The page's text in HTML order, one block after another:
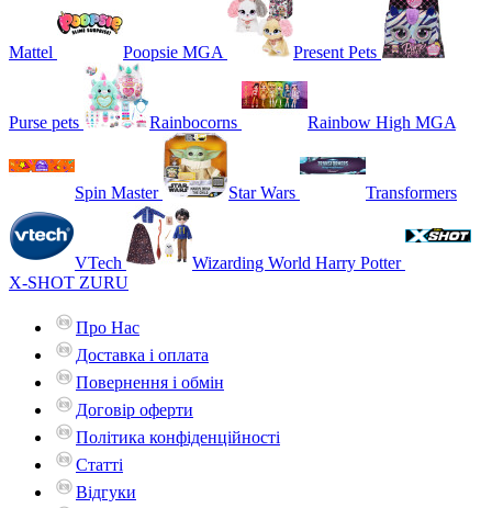
Mattel Poopsie MGA Present Pets
Purse pets Rainbocorns Rainbow High MGA
Spin Master Star Wars Transformers
VTech
Wizarding World Harry Potter
X-SHOT ZURU
Про Нас
Доставка і оплата
Повернення і обмін
Договір оферти
Політика конфіденційності
Статті
Відгуки